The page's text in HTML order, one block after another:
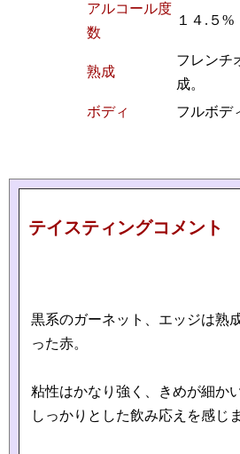
アルコール度
数
１４.５%
熟成
フレンチ
成。
ボディ
フルボデ
テイスティングコメント
黒系のガーネット、エッジは熟
った赤。
粘性はかなり強く、きめが細か
しっかりとした飲み応えを感じ